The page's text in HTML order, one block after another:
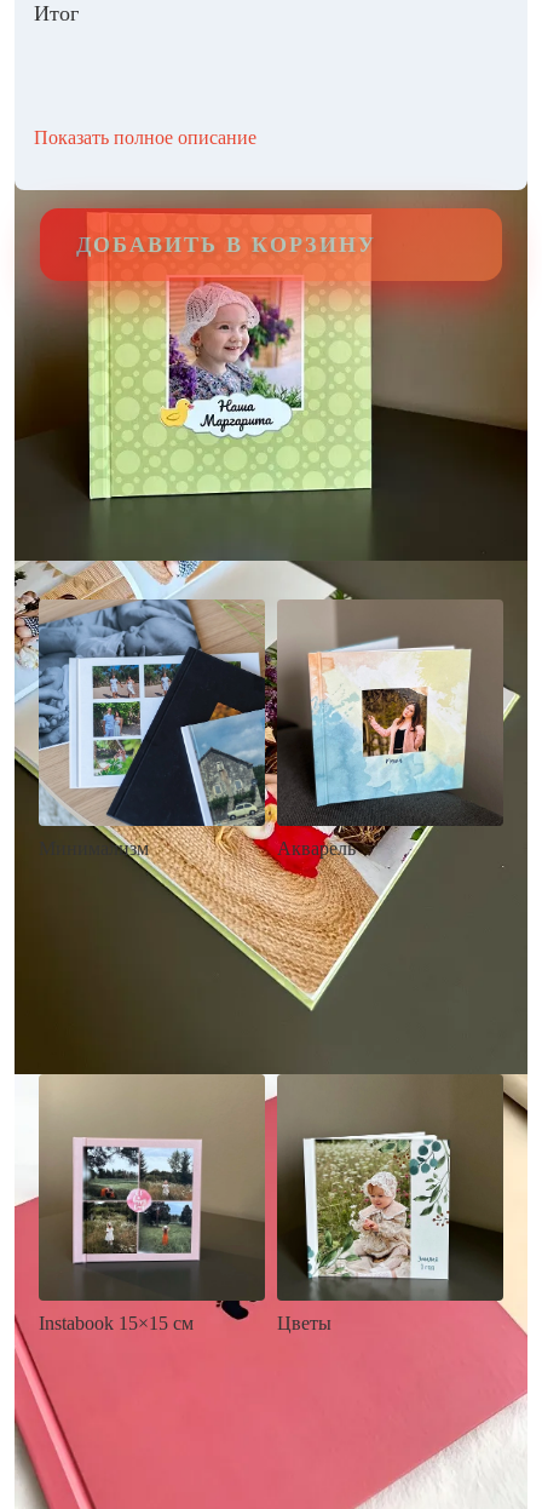
Итог
Показать полное описание
ДОБАВИТЬ В КОРЗИНУ
Другие стили фотокниг
Минимализм
• Загрузка фото и текста
Акварель
• Декор в стиле
акварельных красок
• Выбор цвета фона
• Загрузка фото и текста
Заказать
Instabook 15×15 см
• Выбор цвета фона
• Загрузка фото и текста
Заказать
Цветы